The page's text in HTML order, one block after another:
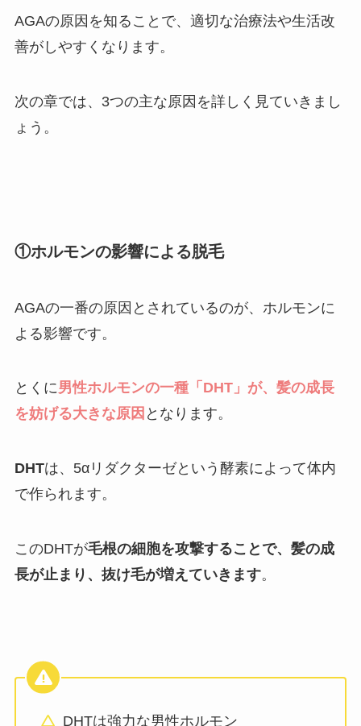
AGAの原因を知ることで、適切な治療法や生活改
善がしやすくなります。
次の章では、3つの主な原因を詳しく見ていきまし
ょう。
①ホルモンの影響による脱毛
AGAの一番の原因とされているのが、ホルモンに
よる影響です。
とくに男性ホルモンの一種「DHT」が、髪の成長
を妨げる大きな原因 となります。
DHTは、5αリダクターゼという酵素によって体内
で作られます。
このDHTが毛根の細胞を攻撃することで、髪の成
長が止まり、抜け毛が増えていきます。
DHTは強力な男性ホルモン